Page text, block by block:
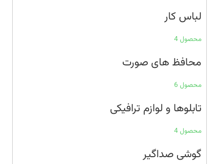
لباس کار
محصول 4
محافظ های صورت
محصول 6
تابلوها و لوازم ترافیکی
محصول 4
گوشی صداگیر